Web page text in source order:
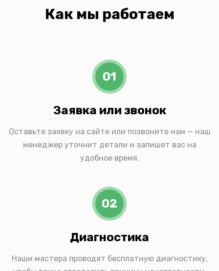
Как мы работаем
01
Заявка или звонок
Оставьте заявку на сайте или позвоните нам — наш
менеджер уточнит детали и запишет вас на
удобное время.
02
Диагностика
Наши мастера проводят бесплатную диагностику,